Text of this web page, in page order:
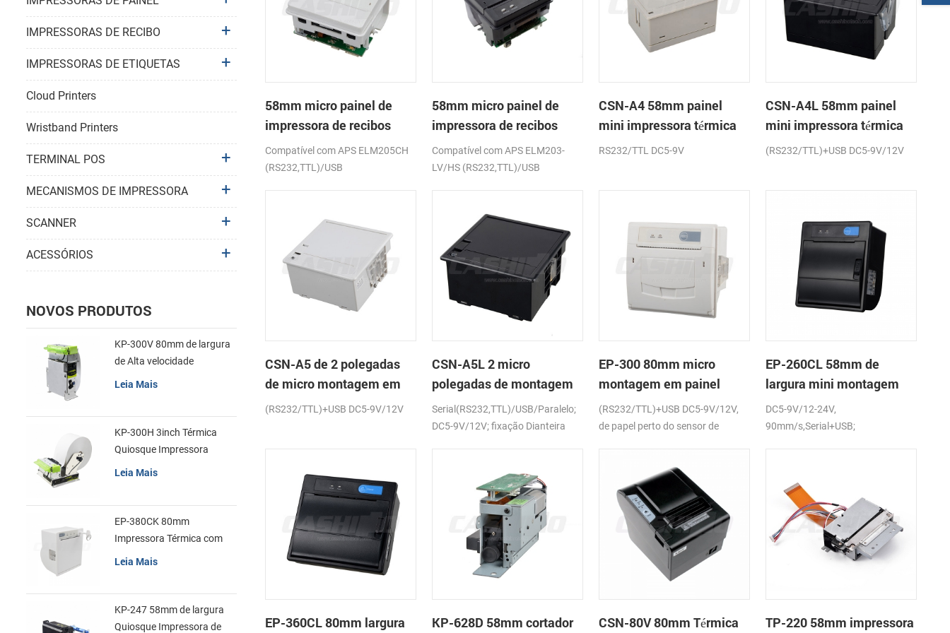
58mm micro painel de
impressora de recibos
térmica CSN-A1
Compatível com APS ELM205CH
(RS232,TTL)/USB
58mm micro painel de
impressora de recibos
térmica CSN-A1K
Compatível com APS ELM203-
LV/HS (RS232,TTL)/USB
CSN-A4 58mm painel
mini impressora térmica
de recibos
RS232/TTL DC5-9V
CSN-A4L 58mm painel
mini impressora térmica
de recibos
(RS232/TTL)+USB DC5-9V/12V
CSN-A5 de 2 polegadas
de micro montagem em
painel impressora térmica
(RS232/TTL)+USB DC5-9V/12V
CSN-A5L 2 micro
polegadas de montagem
em painel impressora
térmica de recibos
Serial(RS232,TTL)/USB/Paralelo;
DC5-9V/12V; fixação Dianteira
EP-300 80mm micro
montagem em painel
impressora térmica de
recibos
(RS232/TTL)+USB DC5-9V/12V,
de papel perto do sensor de
EP-260CL 58mm de
largura mini montagem
em painel impressora
térmica com a auto-
DC5-9V/12-24V,
90mm/s,Serial+USB;
EP-360CL 80mm largura
KP-628D 58mm cortador
CSN-80V 80mm Térmica
TP-220 58mm impressora
IMPRESSORAS DE RECIBO
IMPRESSORAS DE ETIQUETAS
Cloud Printers
Wristband Printers
TERMINAL POS
MECANISMOS DE IMPRESSORA
SCANNER
ACESSÓRIOS
NOVOS PRODUTOS
KP-300V 80mm de largura
de Alta velocidade
Quiosque Impressora
Leia Mais
KP-300H 3inch Térmica
Quiosque Impressora
Módulo de
Leia Mais
EP-380CK 80mm
Impressora Térmica com
Tampa de Bloqueio
Leia Mais
KP-247 58mm de largura
Quiosque Impressora de